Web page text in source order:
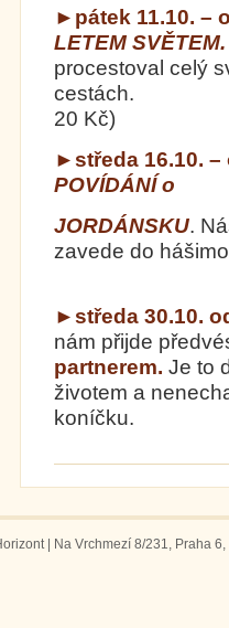
►pátek 11.10. –
LETEM
procestoval celý
cestách.
20 Kč)
►středa 16.10. –
POVÍDÁNÍ o
JORDÁNSKU.
zavede do
►středa 30.10.
nám přijde
partnerem. Je to
životem a
| Na Vrchmezí 8/231, Praha